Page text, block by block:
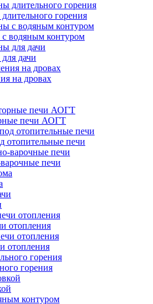
горения
водяным контуром
дачи
на дровах
печи АОГТ
отопительные печи
печи
отопления
отопления
горения